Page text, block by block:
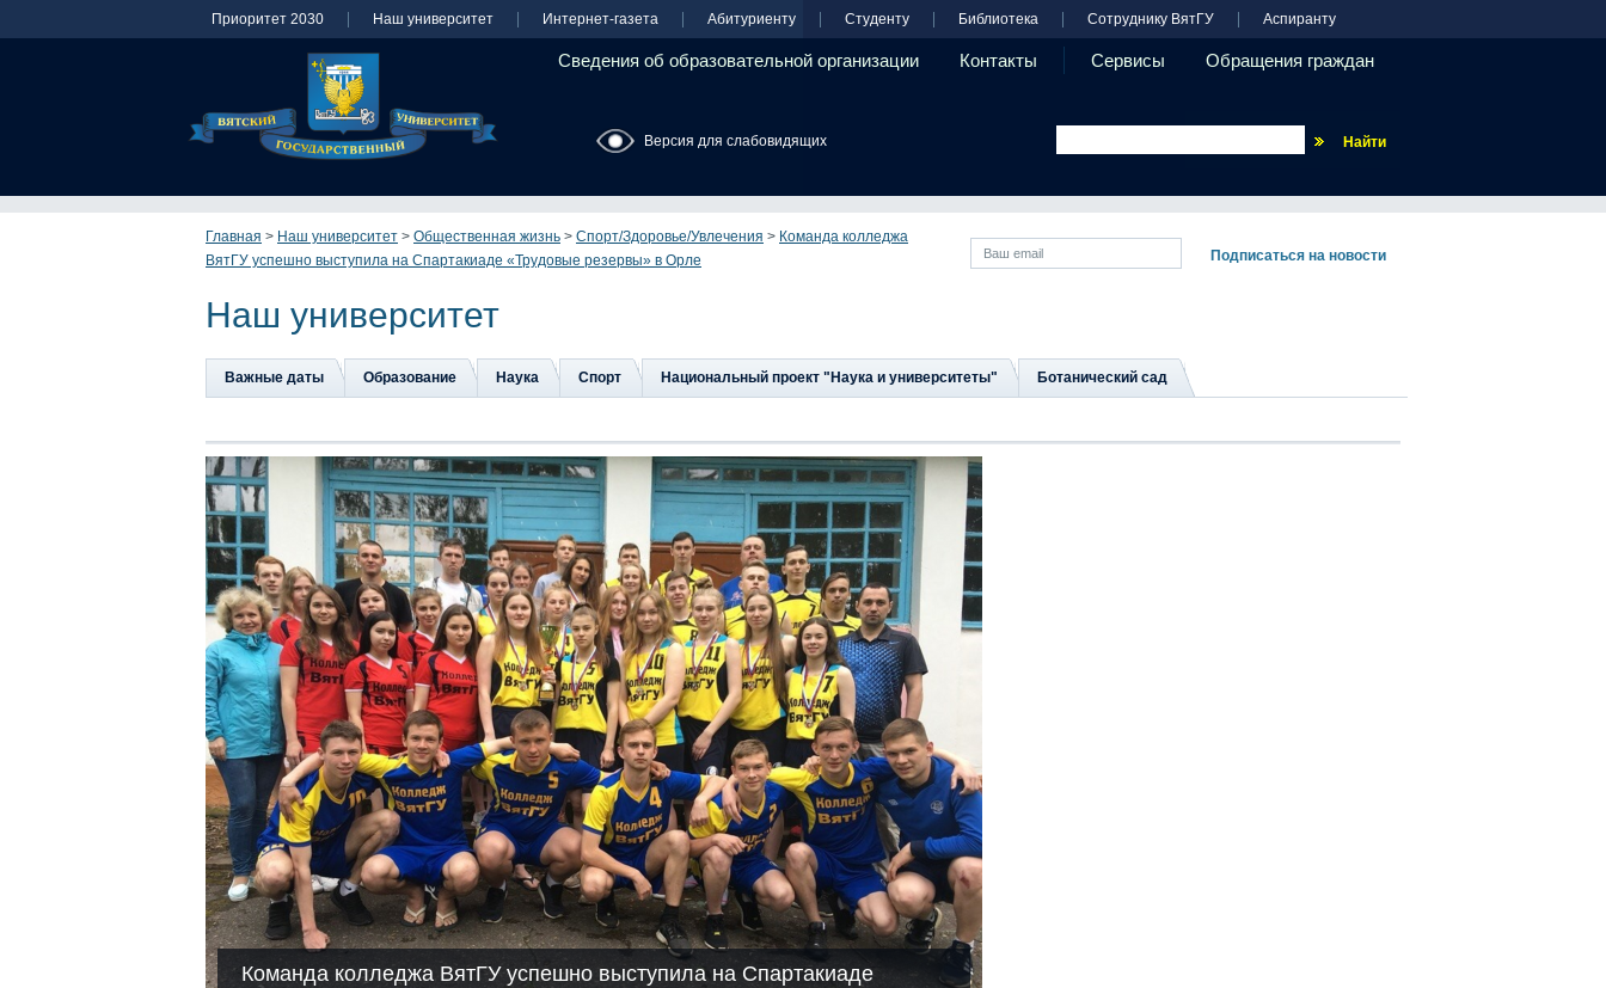
Приоритет 2030 Наш университет Интернет-газета Абитуриенту Студенту Библиотека Сотруднику ВятГУ Аспиранту
Сведения об образовательной организации Контакты Сервисы Обращения граждан
Версия для слабовидящих
Главная > Наш университет > Общественная жизнь > Спорт/Здоровье/Увлечения > Команда колледжа
ВятГУ успешно выступила на Спартакиаде «Трудовые резервы» в Орле
Наш университет
Важные даты Образование Наука Спорт Национальный проект "Наука и университеты" Ботанический сад
Команда колледжа ВятГУ успешно выступила на Спартакиаде